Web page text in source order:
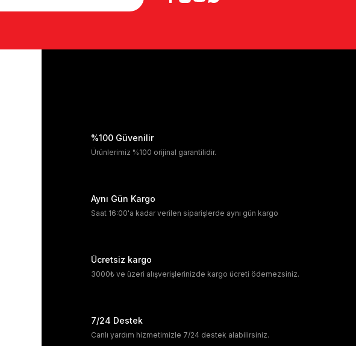
%100 Güvenilir
Ürünlerimiz %100 orijinal garantilidir.
Aynı Gün Kargo
Saat 16:00'a kadar verilen siparişlerde aynı gün kargo
Ücretsiz kargo
3000₺ ve üzeri alışverişlerinizde kargo ücreti ödemezsiniz.
7/24 Destek
Canlı yardım hizmetimizle 7/24 destek alabilirsiniz.